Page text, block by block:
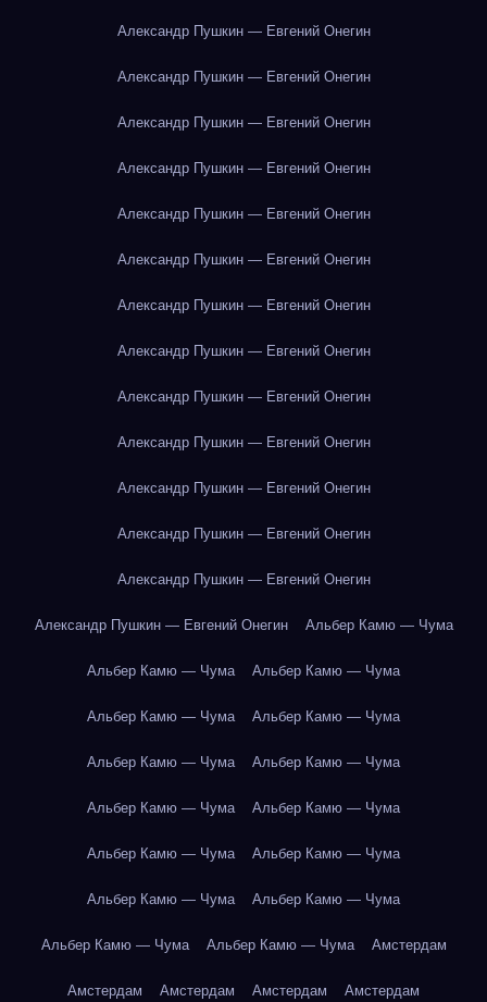
Александр Пушкин — Евгений Онегин
Александр Пушкин — Евгений Онегин
Александр Пушкин — Евгений Онегин
Александр Пушкин — Евгений Онегин
Александр Пушкин — Евгений Онегин
Александр Пушкин — Евгений Онегин
Александр Пушкин — Евгений Онегин
Александр Пушкин — Евгений Онегин
Александр Пушкин — Евгений Онегин
Александр Пушкин — Евгений Онегин
Александр Пушкин — Евгений Онегин
Александр Пушкин — Евгений Онегин
Александр Пушкин — Евгений Онегин
Александр Пушкин — Евгений Онегин Альбер Камю — Чума
Альбер Камю — Чума Альбер Камю — Чума
Альбер Камю — Чума Альбер Камю — Чума
Альбер Камю — Чума Альбер Камю — Чума
Альбер Камю — Чума Альбер Камю — Чума
Альбер Камю — Чума Альбер Камю — Чума
Альбер Камю — Чума Альбер Камю — Чума
Альбер Камю — Чума Альбер Камю — Чума Амстердам
Амстердам Амстердам Амстердам Амстердам